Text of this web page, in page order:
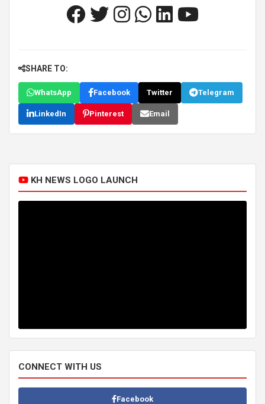
SHARE TO:
WhatsApp Facebook Twitter Telegram
LinkedIn Pinterest Email
KH NEWS LOGO LAUNCH
CONNECT WITH US
Facebook